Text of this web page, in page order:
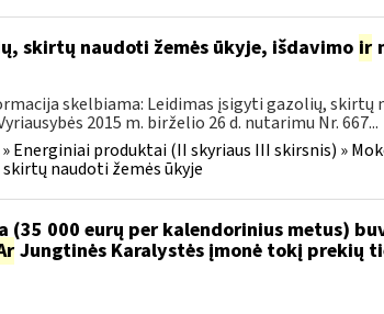
skirtų naudoti žemės ūkyje, išdavimo ir
skelbiama: Leidimas įsigyti gazolių, skirtų
2015 m. birželio 26 d. nutarimu Nr. 667...
Energiniai produktai (II skyriaus III skirsnis) »
naudoti žemės ūkyje
(35 000 eurų per kalendorinius metus)
Jungtinės Karalystės įmonė tokį prekių